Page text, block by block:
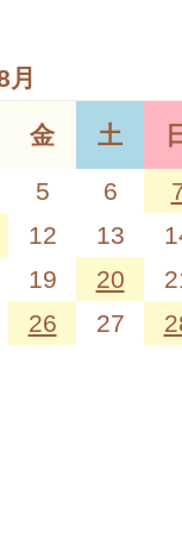
金 土
5 6
12 13
19 20
26 27